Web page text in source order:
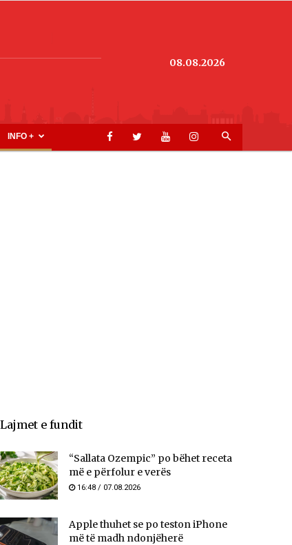
08.08.2026
INFO +
Lajmet e fundit
“Sallata Ozempic” po bëhet receta
më e përfolur e verës
16:48 / 07.08.2026
Apple thuhet se po teston iPhone
më të madh ndonjëherë